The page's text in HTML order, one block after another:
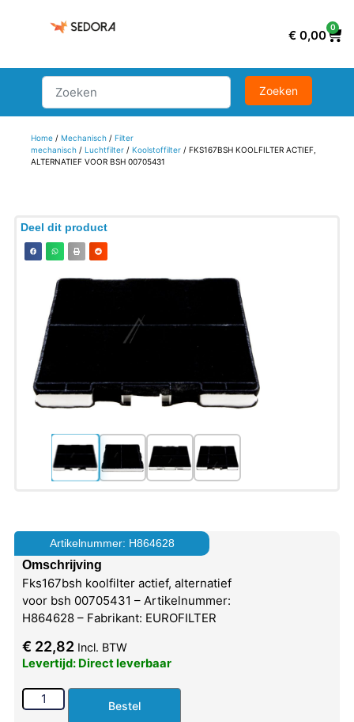
€ 0,00
0
Home/ Mechanisch/ Filter
mechanisch/ Luchtfilter/ Koolstoffilter/ FKS167BSH KOOLFILTER ACTIEF,
ALTERNATIEF VOOR BSH 00705431
Deel dit product
Artikelnummer: H864628
Omschrijving
Fks167bsh koolfilter actief, alternatief
voor bsh 00705431 – Artikelnummer:
H864628 – Fabrikant: EUROFILTER
€ 22,82 Incl. BTW
Levertijd: Direct leverbaar
Bestel